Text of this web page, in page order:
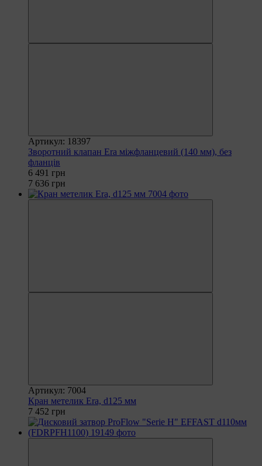
Артикул: 18397
Зворотний клапан Era міжфланцевий (140 мм), без
фланців
6 491 грн
7 636 грн
Артикул: 7004
Кран метелик Era, d125 мм
7 452 грн